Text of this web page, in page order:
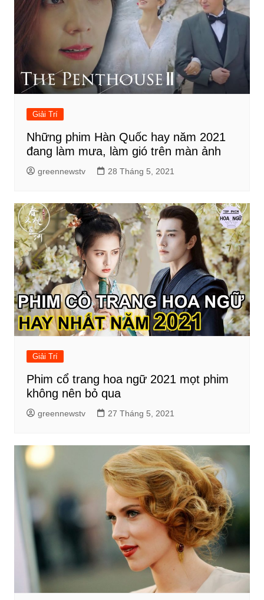
Giải Trí
Những phim Hàn Quốc hay năm 2021
đang làm mưa, làm gió trên màn ảnh
greennewstv 28 Tháng 5, 2021
Giải Trí
Phim cổ trang hoa ngữ 2021 mọt phim
không nên bỏ qua
greennewstv 27 Tháng 5, 2021